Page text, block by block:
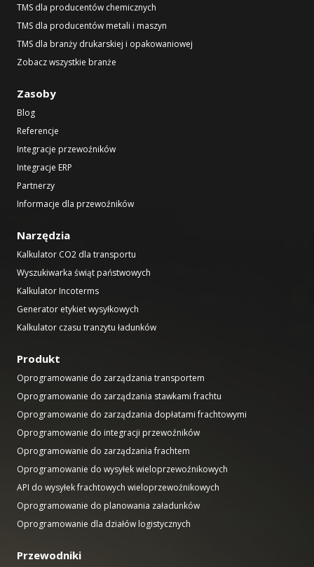
TMS dla producentów chemicznych
TMS dla producentów metali i maszyn
TMS dla branży drukarskiej i opakowaniowej
Zobacz wszystkie branże
Zasoby
Blog
Referencje
Integracje przewoźników
Integracje ERP
Partnerzy
Informacje dla przewoźników
Narzędzia
Kalkulator CO2 dla transportu
Wyszukiwarka świąt państwowych
Kalkulator Incoterms
Generator etykiet wysyłkowych
Kalkulator czasu tranzytu ładunków
Produkt
Oprogramowanie do zarządzania transportem
Oprogramowanie do zarządzania stawkami frachtu
Oprogramowanie do zarządzania dopłatami frachtowymi
Oprogramowanie do integracji przewoźników
Oprogramowanie do zarządzania frachtem
Oprogramowanie do wysyłek wieloprzewoźnikowych
API do wysyłek frachtowych wieloprzewoźnikowych
Oprogramowanie do planowania załadunków
Oprogramowanie dla działów logistycznych
Przewodniki